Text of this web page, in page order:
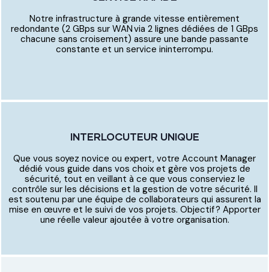
Notre infrastructure à grande vitesse entièrement
redondante (2 GBps sur WAN via 2 lignes dédiées de 1 GBps
chacune sans croisement) assure une bande passante
constante et un service ininterrompu.
INTERLOCUTEUR UNIQUE
Que vous soyez novice ou expert, votre Account Manager
dédié vous guide dans vos choix et gère vos projets de
sécurité, tout en veillant à ce que vous conserviez le
contrôle sur les décisions et la gestion de votre sécurité. Il
est soutenu par une équipe de collaborateurs qui assurent la
mise en œuvre et le suivi de vos projets. Objectif ? Apporter
une réelle valeur ajoutée à votre organisation.